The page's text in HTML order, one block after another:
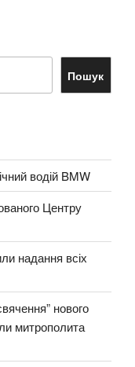
Пошук
водій BMW
Центру
надання всіх
нового
митрополита